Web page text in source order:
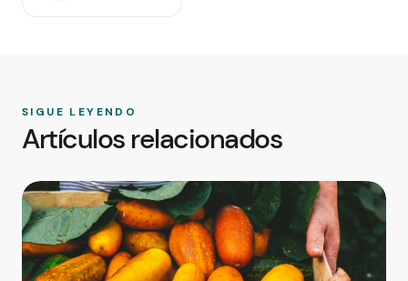
SIGUE LEYENDO
Artículos relacionados